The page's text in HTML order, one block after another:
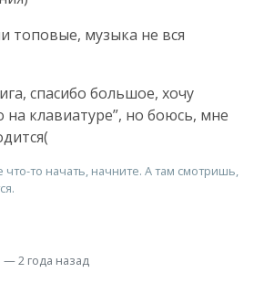
топовые, музыка не вся
спасибо большое, хочу
на клавиатуре”, но боюсь, мне
что-то начать, начните. А там смотришь,
— 2 года назад